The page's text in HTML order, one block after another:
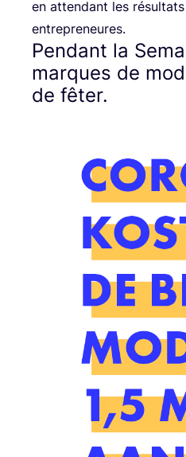
en atten­dant les
entrepreneures.
Pendant la
marques de
de fêter.